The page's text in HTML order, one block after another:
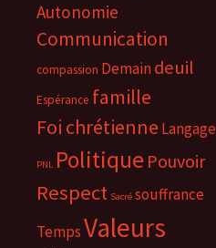
Autonomie
Communication
compassion Demaindeuil
Espérance famille
Foi chrétienne Langage
PNL Politique Pouvoir
Respect Sacré souffrance
TempsValeurs